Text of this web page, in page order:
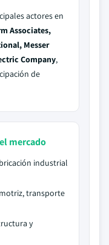
actores en
Associates,
Messer
Company,
de
mercado
industrial
transporte
y